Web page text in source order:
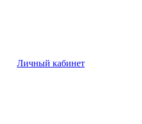
Личный кабинет